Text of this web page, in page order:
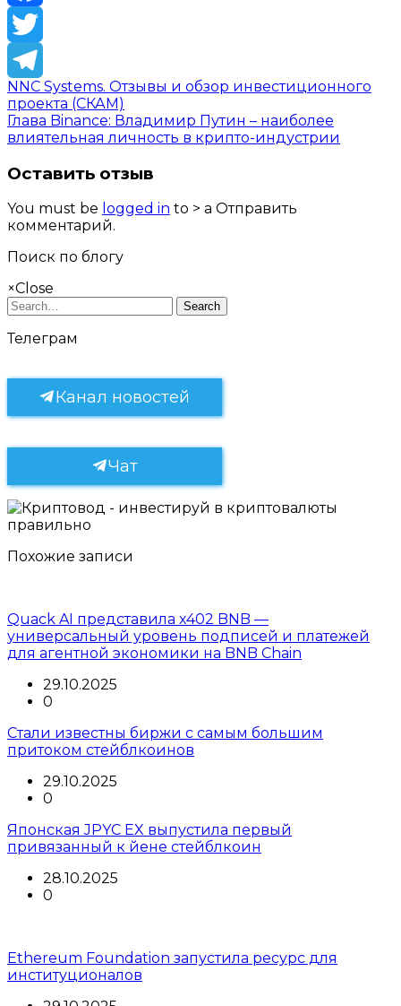
Facebook
Twitter
Telegram
NNC Systems. Отзывы и обзор инвестиционного
проекта (СКАМ)
Глава Binance: Владимир Путин – наиболее
влиятельная личность в крипто-индустрии
Оставить отзыв
You must be logged in to > a Отправить
комментарий.
Поиск по блогу
×Close
Search
Телеграм
Канал новостей
Чат
Похожие записи
Quack AI представила x402 BNB —
универсальный уровень подписей и платежей
для агентной экономики на BNB Chain
29.10.2025
0
Стали известны биржи с самым большим
притоком стейблкоинов
29.10.2025
0
Японская JPYC EX выпустила первый
привязанный к йене стейблкоин
28.10.2025
0
Ethereum Foundation запустила ресурс для
институционалов